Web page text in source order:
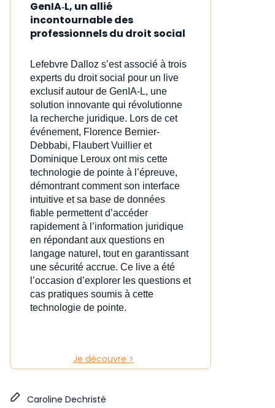
GenIA‑L, un allié
incontournable des
professionnels du droit social
Lefebvre Dalloz s’est associé à trois
experts du droit social pour un live
exclusif autour de GenIA‑L, une
solution innovante qui révolutionne
la recherche juridique. Lors de cet
événement, Florence Bernier-
Debbabi, Flaubert Vuillier et
Dominique Leroux ont mis cette
technologie de pointe à l’épreuve,
démontrant comment son interface
intuitive et sa base de données
fiable permettent d’accéder
rapidement à l’information juridique
en répondant aux questions en
langage naturel, tout en garantissant
une sécurité accrue. Ce live a été
l’occasion d’explorer les questions et
cas pratiques soumis à cette
technologie de pointe.
Je découvre >
Caroline Dechristé